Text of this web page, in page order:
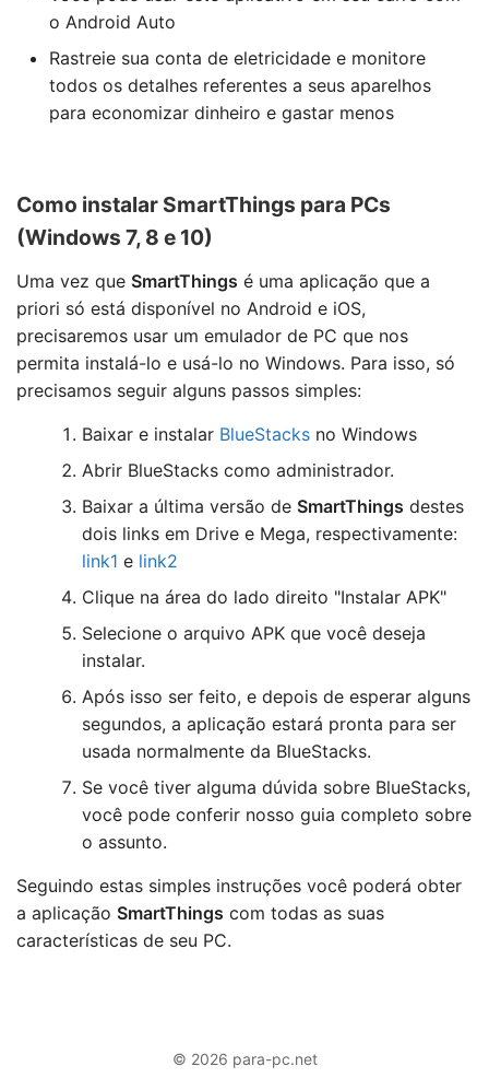
o Android Auto
Rastreie sua conta de eletricidade e monitore
todos os detalhes referentes a seus aparelhos
para economizar dinheiro e gastar menos
Como instalar SmartThings para PCs
(Windows 7, 8 e 10)
Uma vez que SmartThings é uma aplicação que a
priori só está disponível no Android e iOS,
precisaremos usar um emulador de PC que nos
permita instalá-lo e usá-lo no Windows. Para isso, só
precisamos seguir alguns passos simples:
Baixar e instalar BlueStacks no Windows
Abrir BlueStacks como administrador.
Baixar a última versão de SmartThings destes
dois links em Drive e Mega, respectivamente:
link1 e link2
Clique na área do lado direito "Instalar APK"
Selecione o arquivo APK que você deseja
instalar.
Após isso ser feito, e depois de esperar alguns
segundos, a aplicação estará pronta para ser
usada normalmente da BlueStacks.
Se você tiver alguma dúvida sobre BlueStacks,
você pode conferir nosso guia completo sobre
o assunto.
Seguindo estas simples instruções você poderá obter
a aplicação SmartThings com todas as suas
características de seu PC.
© 2026 para-pc.net